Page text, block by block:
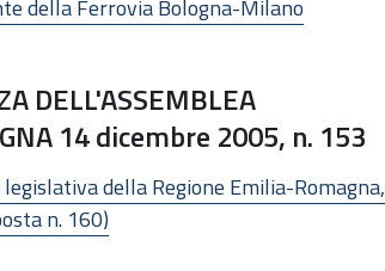
della Ferrovia Bologna-Milano
DELL'ASSEMBLEA
14 dicembre 2005, n. 153
della Regione Emilia-Romagna,
n. 160)